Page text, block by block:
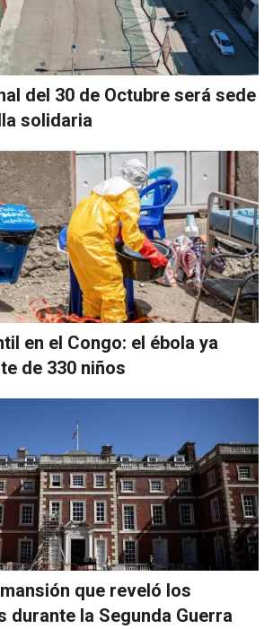
del 30 de Octubre será sede
solidaria
en el Congo: el ébola ya
de 330 niños
que reveló los
durante la Segunda Guerra